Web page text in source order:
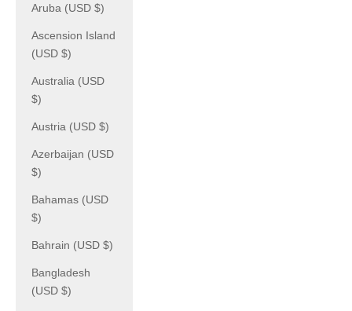
Aruba (USD $)
Ascension Island
(USD $)
Australia (USD
$)
Austria (USD $)
Azerbaijan (USD
$)
Bahamas (USD
$)
Bahrain (USD $)
Bangladesh
(USD $)